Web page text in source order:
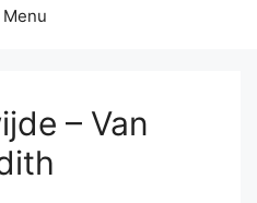
Menu
– Van